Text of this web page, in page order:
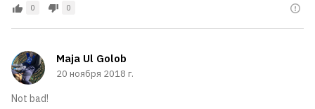
0 0
Maja Ul Golob
20 ноября 2018 г.
Not bad!